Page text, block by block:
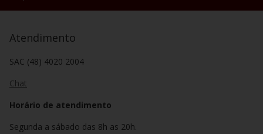
Atendimento
SAC (48) 4020 2004
Chat
Horário de atendimento
Segunda a sábado das 8h as 20h.